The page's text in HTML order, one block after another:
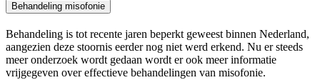
Behandeling misofonie
Behandeling is tot recente jaren beperkt geweest binnen Nederland,
aangezien deze stoornis eerder nog niet werd erkend. Nu er steeds
meer onderzoek wordt gedaan wordt er ook meer informatie
vrijgegeven over effectieve behandelingen van misofonie.